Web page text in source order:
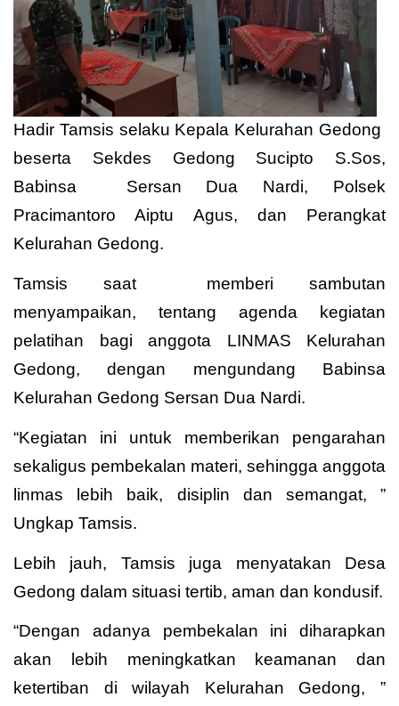
Hadir Tamsis selaku Kepala Kelurahan Gedong
beserta Sekdes Gedong Sucipto S.Sos,
Babinsa Sersan Dua Nardi, Polsek
Pracimantoro Aiptu Agus, dan Perangkat
Kelurahan Gedong.
Tamsis saat memberi sambutan
menyampaikan, tentang agenda kegiatan
pelatihan bagi anggota LINMAS Kelurahan
Gedong, dengan mengundang Babinsa
Kelurahan Gedong Sersan Dua Nardi.
“Kegiatan ini untuk memberikan pengarahan
sekaligus pembekalan materi, sehingga anggota
linmas lebih baik, disiplin dan semangat, ”
Ungkap Tamsis.
Lebih jauh, Tamsis juga menyatakan Desa
Gedong dalam situasi tertib, aman dan kondusif.
“Dengan adanya pembekalan ini diharapkan
akan lebih meningkatkan keamanan dan
ketertiban di wilayah Kelurahan Gedong, ”